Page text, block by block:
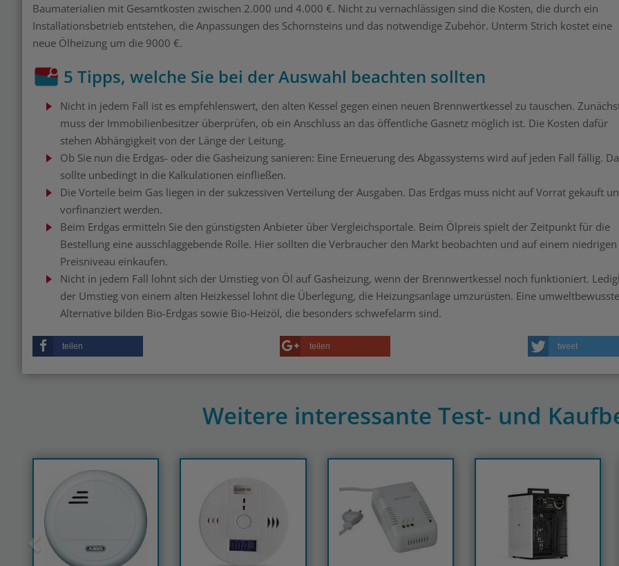
Baumaterialien mit Gesamtkosten zwischen 2.000 und 4.000 €. Nicht zu vernachlässigen sind die Kosten, die durch ein
Installationsbetrieb entstehen, die Anpassungen des Schornsteins und das notwendige Zubehör. Unterm Strich kostet eine
neue Ölheizung um die 9000 €.
5 Tipps, welche Sie bei der Auswahl beachten sollten
Nicht in jedem Fall ist es empfehlenswert, den alten Kessel gegen einen neuen Brennwertkessel zu tauschen.
muss der Immobilienbesitzer überprüfen, ob ein Anschluss an das öffentliche Gasnetz möglich ist. Die Kosten dafür
stehen Abhängigkeit von der Länge der Leitung.
Ob Sie nun die Erdgas- oder die Gasheizung sanieren: Eine Erneuerung des Abgassystems wird auf jeden Fall fällig.
sollte unbedingt in die Kalkulationen einfließen.
Die Vorteile beim Gas liegen in der sukzessiven Verteilung der Ausgaben. Das Erdgas muss nicht auf Vorrat gekauft
vorfinanziert werden.
Beim Erdgas ermitteln Sie den günstigsten Anbieter über Vergleichsportale. Beim Ölpreis spielt der Zeitpunkt für die
Bestellung eine ausschlaggebende Rolle. Hier sollten die Verbraucher den Markt beobachten und auf einem niedrigen
Preisniveau einkaufen.
Nicht in jedem Fall lohnt sich der Umstieg von Öl auf Gasheizung, wenn der Brennwertkessel noch funktioniert.
der Umstieg von einem alten Heizkessel lohnt die Überlegung, die Heizungsanlage umzurüsten. Eine umweltbewusste
Alternative bilden Bio-Erdgas sowie Bio-Heizöl, die besonders schwefelarm sind.
teilen teilen tweet
Weitere interessante Test- und
Gasheizung-Test & -Vergleich
» kompetente Kaufberatung